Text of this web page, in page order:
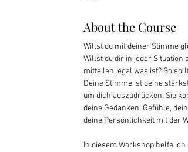
About the Course
Willst du mit deiner Stimme
Willst du dir in jeder Situation
mitteilen, egal was ist? So
Deine Stimme ist deine
um dich auszudrücken. Sie
deine Gedanken, Gefühle,
deine Persönlichkeit mit der
In diesem Workshop helfe ich